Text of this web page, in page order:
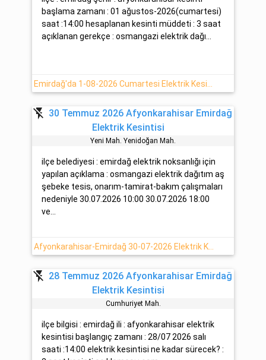
başlama zamanı : 01 ağustos-2026(cumartesi)
saat :14:00 hesaplanan kesinti müddeti : 3 saat
açıklanan gerekçe : osmangazi elektrik dağı...
flash_off 30 Temmuz 2026 Afyonkarahisar Emirdağ
Elektrik Kesintisi
Yeni̇ Mah. Yeni̇doğan Mah.
ilçe belediyesi : emirdağ elektrik noksanlığı için
yapılan açıklama : osmangazi elektrik dağıtım aş
şebeke tesis, onarım-tamirat-bakım çalışmaları
nedeniyle 30.07.2026 10:00 30.07.2026 18:00
ve...
Afyonkarahisar-Emirdağ 30-07-2026 Elektrik Kesintisi
flash_off 28 Temmuz 2026 Afyonkarahisar Emirdağ
Elektrik Kesintisi
Cumhuri̇yet Mah.
ilçe bilgisi : emirdağ ili : afyonkarahisar elektrik
kesintisi başlangıç zamanı : 28/07 2026 salı
saati :14:00 elektrik kesintisi ne kadar sürecek? :